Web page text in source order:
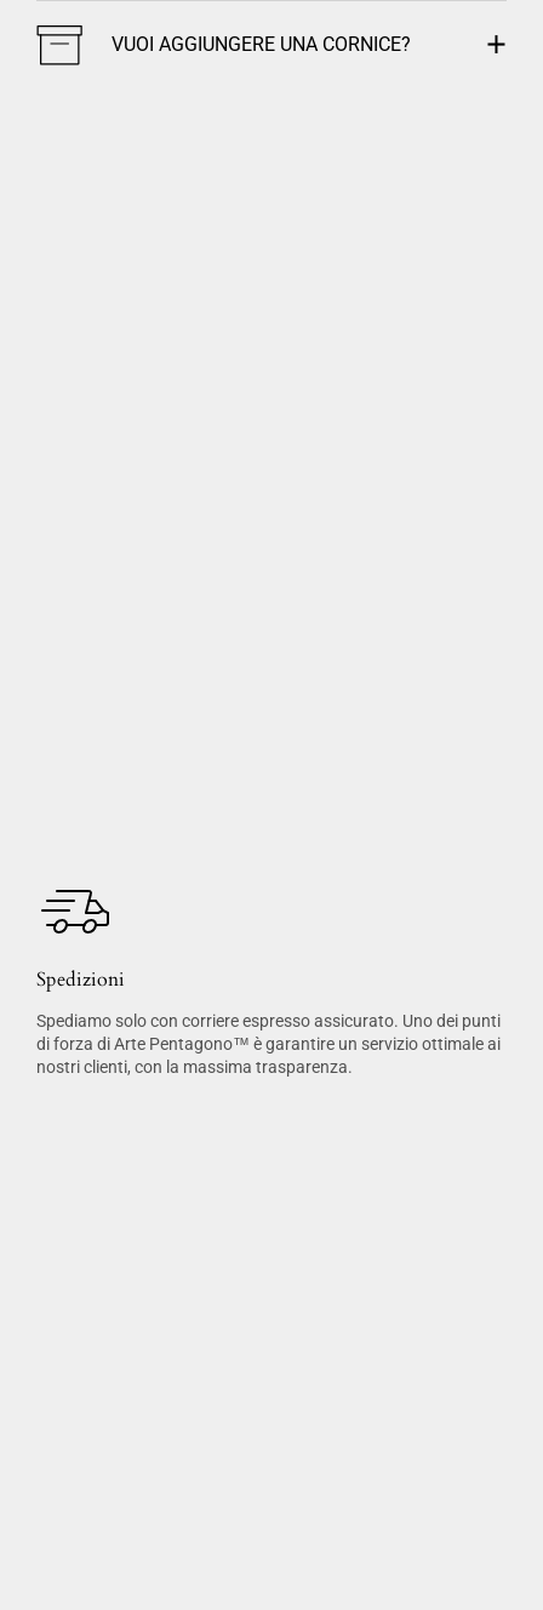
VUOI AGGIUNGERE UNA CORNICE?
Spedizioni
Spediamo solo con corriere espresso assicurato. Uno dei punti
di forza di Arte Pentagono™ è garantire un servizio ottimale ai
nostri clienti, con la massima trasparenza.